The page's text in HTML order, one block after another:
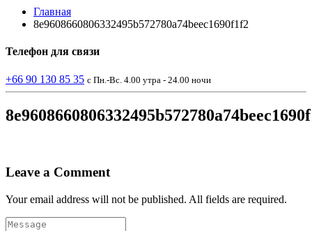
Главная
8e9608660806332495b572780a74beec1690f1f2
Телефон для связи
+66 90 130 85 35 с Пн.-Вс. 4.00 утра - 24.00 ночи
Leave a Comment
Your email address will not be published. All fields are required.